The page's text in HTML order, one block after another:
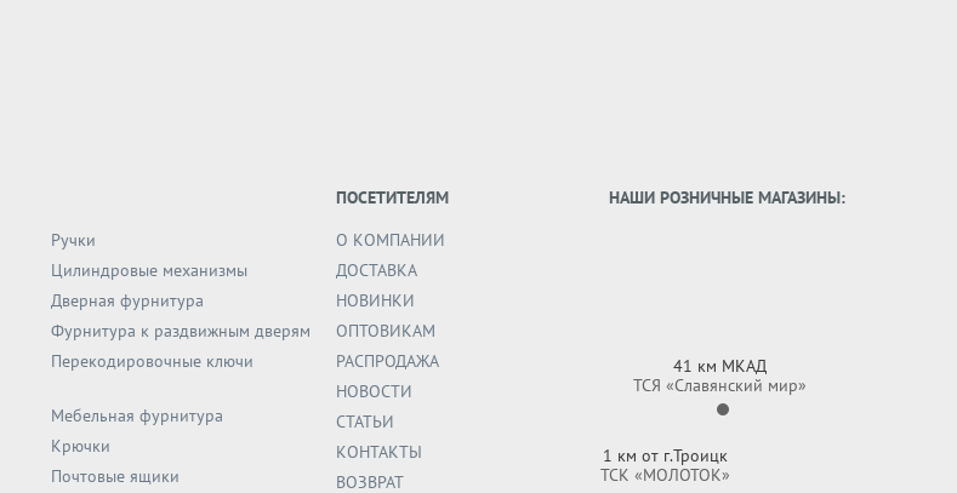
Ручки
Цилиндровые механизмы
Дверная фурнитура
Фурнитура к раздвижным дверям
Перекодировочные ключи
Мебельная фурнитура
Крючки
Почтовые ящики
ПОСЕТИТЕЛЯМ
О КОМПАНИИ
ДОСТАВКА
НОВИНКИ
ОПТОВИКАМ
РАСПРОДАЖА
НОВОСТИ
СТАТЬИ
КОНТАКТЫ
ВОЗВРАТ
НАШИ РОЗНИЧНЫЕ МАГАЗИНЫ:
41 км МКАД
ТСЯ «Славянский мир»
1 км от г.Троицк
ТСК «МОЛОТОК»